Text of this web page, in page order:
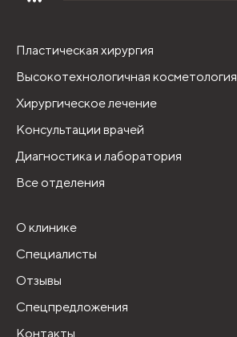
Пластическая хирургия
Высокотехнологичная косметология
Хирургическое лечение
Консультации врачей
Диагностика и лаборатория
Все отделения
О клинике
Специалисты
Отзывы
Спецпредложения
Контакты